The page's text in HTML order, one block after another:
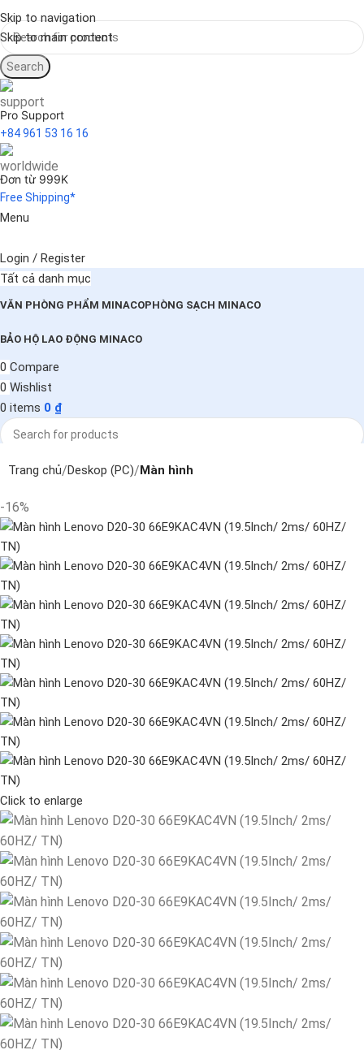
Skip to navigation
Skip to main content
Search
Pro Support
+84 961 53 16 16
Đơn từ 999K
Free Shipping*
Menu
Login / Register
Tất cả danh mục
VĂN PHÒNG PHẨM MINACOPHÒNG SẠCH MINACO
BẢO HỘ LAO ĐỘNG MINACO
0 Compare
0 Wishlist
0 items 0 ₫
Search
Trang chủ Deskop (PC) Màn hình
-16%
Click to enlarge